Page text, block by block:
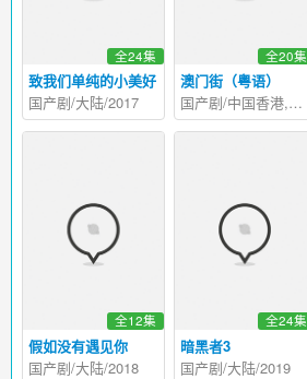
致我们单纯的小美好
全24集
国产剧/大陆/2017
澳门街（粤语）
全20集
国产剧/中国香港,中国澳门/2014
假如没有遇见你
全12集
国产剧/大陆/2018
暗黑者3
全24集
国产剧/大陆/2019